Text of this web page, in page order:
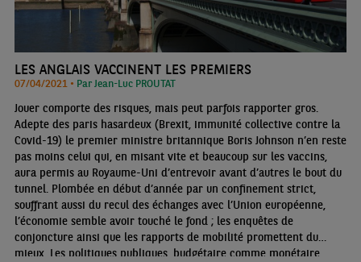
LES ANGLAIS VACCINENT LES PREMIERS
07/04/2021 • Par Jean-Luc PROUTAT
Jouer comporte des risques, mais peut parfois rapporter gros.
Adepte des paris hasardeux (Brexit, immunité collective contre la
Covid-19) le premier ministre britannique Boris Johnson n’en reste
pas moins celui qui, en misant vite et beaucoup sur les vaccins,
aura permis au Royaume-Uni d’entrevoir avant d’autres le bout du
tunnel. Plombée en début d’année par un confinement strict,
souffrant aussi du recul des échanges avec l’Union européenne,
l’économie semble avoir touché le fond ; les enquêtes de
conjoncture ainsi que les rapports de mobilité promettent du
mieux. Les politiques publiques, budgétaire comme monétaire,